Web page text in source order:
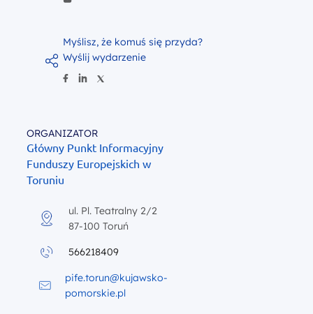
Myślisz, że komuś się przyda?
Wyślij wydarzenie
ORGANIZATOR
Główny Punkt Informacyjny
Funduszy Europejskich w
Toruniu
ul. Pl. Teatralny 2/2
87-100 Toruń
566218409
pife.torun@kujawsko-
pomorskie.pl